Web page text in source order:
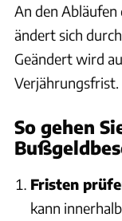
An den
ändert sich
Geändert wird
Verjährungsfrist.
So gehen
Fristen
kann